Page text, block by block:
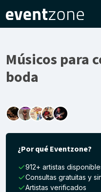
Músicos para
boda
¿Por qué Eventzone?
912+ artistas
Consultas gratuitas y
Artistas verificados